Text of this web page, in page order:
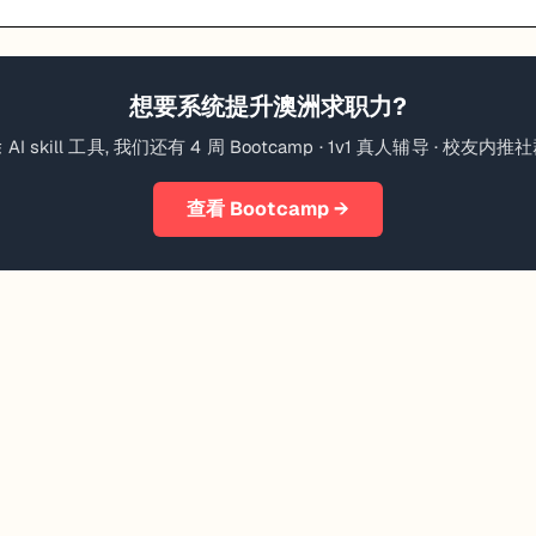
想要系统提升澳洲求职力?
AI skill 工具, 我们还有 4 周 Bootcamp · 1v1 真人辅导 · 校友内推
查看 Bootcamp →